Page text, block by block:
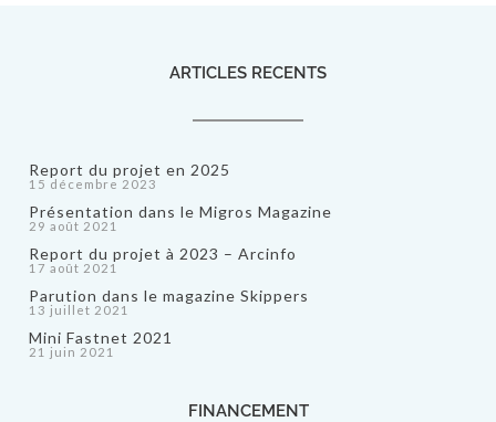
ARTICLES RECENTS
Report du projet en 2025
15 décembre 2023
Présentation dans le Migros Magazine
29 août 2021
Report du projet à 2023 – Arcinfo
17 août 2021
Parution dans le magazine Skippers
13 juillet 2021
Mini Fastnet 2021
21 juin 2021
FINANCEMENT